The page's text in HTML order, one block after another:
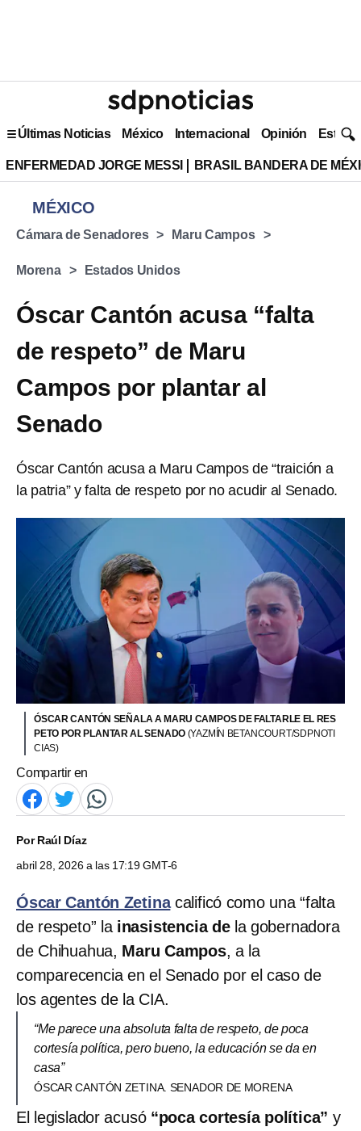
Últimas Noticias México Internacional Opinión Estilo
ENFERMEDAD JORGE MESSI BRASIL BANDERA DE
MÉXICO
Cámara de Senadores Maru Campos
Morena Estados Unidos
Óscar Cantón acusa “falta
de respeto” de Maru
Campos por plantar al
Senado
Óscar Cantón acusa a Maru Campos de “traición a
la patria” y falta de respeto por no acudir al Senado.
ÓSCAR CANTÓN SEÑALA A MARU CAMPOS DE FALTARLE EL RES
PETO POR PLANTAR AL SENADO (YAZMÍN BETANCOURT/SDPNOTI
CIAS)
Compartir en
PorRaúl Díaz
abril 28, 2026 a las 17:19 GMT-6
Óscar Cantón Zetinacalificó como una “falta
de respeto” la inasistencia dela gobernadora
de Chihuahua, Maru Campos, a la
comparecencia en el Senado por el caso de
los agentes de la CIA.
“Me parece una absoluta falta de respeto, de poca
cortesía política, pero bueno, la educación se da en
casa”
ÓSCAR CANTÓN ZETINA. SENADOR DE MORENA
El legislador acusó “poca cortesía política” y